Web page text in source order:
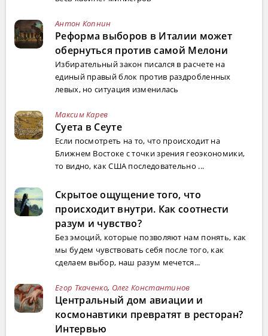
Антон Копнин
Реформа выборов в Италии может
обернуться против самой Мелони
Избирательный закон писался в расчете на
единый правый блок против раздробленных
левых, но ситуация изменилась
Максим Карев
Суета в Сеуте
Если посмотреть на то, что происходит на
Ближнем Востоке с точки зрения геоэкономики,
то видно, как США последовательно ...
Скрытое ощущение того, что
происходит внутри. Как соотнести
разум и чувство?
Без эмоций, которые позволяют нам понять, как
мы будем чувствовать себя после того, как
сделаем выбор, наш разум мечется...
Егор Ткаченко, Олег Константинов
Центральный дом авиации и
космонавтики превратят в ресторан?
Интервью